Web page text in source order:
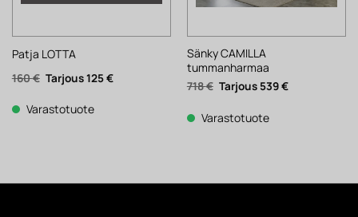
Patja LOTTA
160€ Alkuperäinen
hinta
160 €.
125€Nykyinen
Varastotuote
Sänky CAMILLA
tummanharmaa
718€ Alkuperäinen
hinta
718 €.
539€Nykyinen
Varastotuote